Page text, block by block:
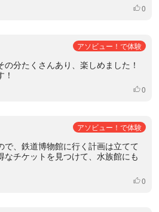
いいね
0
アソビュー！で体験
分たくさんあり、楽しめました！
いいね
0
アソビュー！で体験
で、鉄道博物館に行く計画は立てて
なチケットを見つけて、水族館にも
いいね
0